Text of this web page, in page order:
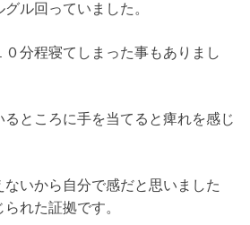
ル回っていました。
分程寝てしまった事もありまし
ところに手を当てると痺れを感じ
いから自分で感だと思いました
れた証拠です。